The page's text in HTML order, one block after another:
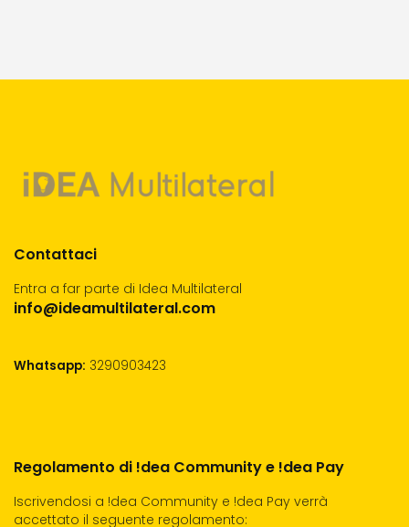
Contattaci
Entra a far parte di Idea Multilateral
info@ideamultilateral.com
Whatsapp: 3290903423
Regolamento di !dea Community e !dea Pay
Iscrivendosi a !dea Community e !dea Pay verrà
accettato il seguente regolamento: